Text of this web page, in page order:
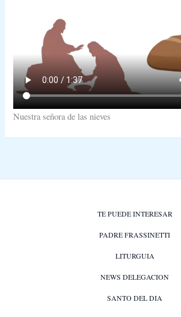
Nuestra señora de las nieves
TE PUEDE INTERESAR
PADRE FRASSINETTI
LITURGUIA
NEWS DELEGACION
SANTO DEL DIA